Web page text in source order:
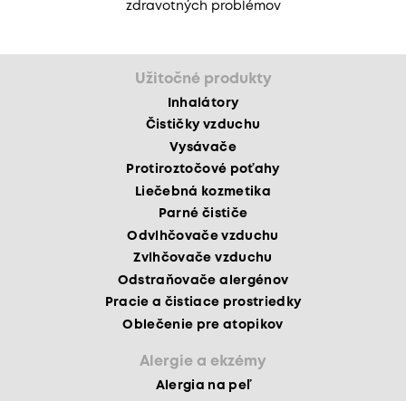
zdravotných problémov
Užitočné produkty
Inhalátory
Čističky vzduchu
Vysávače
Protiroztočové poťahy
Liečebná kozmetika
Parné čističe
Odvlhčovače vzduchu
Zvlhčovače vzduchu
Odstraňovače alergénov
Pracie a čistiace prostriedky
Oblečenie pre atopikov
Alergie a ekzémy
Alergia na peľ